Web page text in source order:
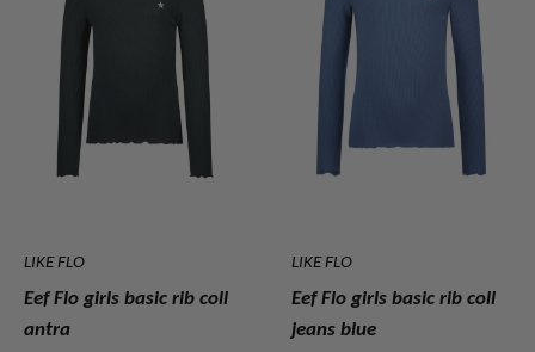
LIKE FLO
Eef Flo girls basic rib coll
antra
LIKE FLO
Eef Flo girls basic rib coll
jeans blue